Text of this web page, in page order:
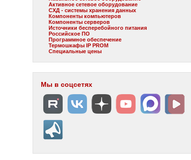
Активное сетевое оборудование
СХД - системы хранения данных
Компоненты компьютеров
Компоненты серверов
Источники бесперебойного питания
Российское ПО
Программное обеспечение
Термошкафы IP PROM
Специальные цены
Мы в соцсетях